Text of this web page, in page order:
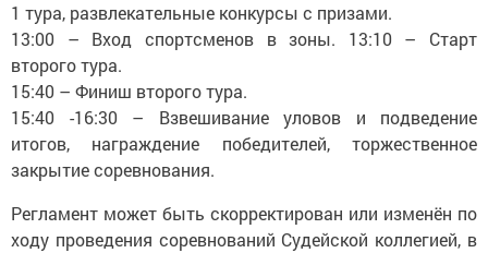
1 тура, развлекательные конкурсы с призами.
13:00 – Вход спортсменов в зоны. 13:10 – Старт
второго тура.
15:40 – Финиш второго тура.
15:40 -16:30 – Взвешивание уловов и подведение
итогов, награждение победителей, торжественное
закрытие соревнования.
Регламент может быть скорректирован или изменён по
ходу проведения соревнований Судейской коллегией, в